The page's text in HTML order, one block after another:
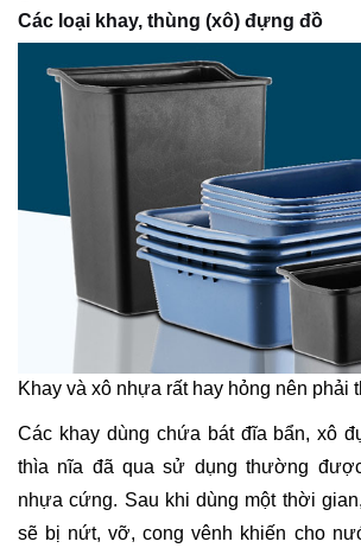
Các loại khay, thùng (xô) đựng đồ
Khay và xô nhựa rất hay hỏng nên phải
Các khay dùng chứa bát đĩa bẩn, xô
thìa nĩa đã qua sử dụng thường
nhựa cứng. Sau khi dùng một thời
sẽ bị nứt, vỡ, cong vênh khiến cho